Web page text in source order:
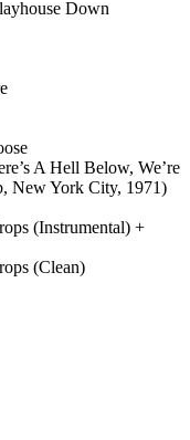
Down
A Hell Below, We’re
New York City, 1971)
(Instrumental) +
(Clean)